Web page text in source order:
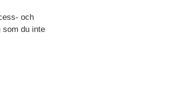
och
du inte